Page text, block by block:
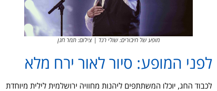
מופע של חיבורים: שולי רנד | צילום: תמר חנן
לפני המופע: סיור לאור ירח מלא
לכבוד החג, יוכלו המשתתפים ליהנות מחוויה ירושלמית לילית מיוחדת